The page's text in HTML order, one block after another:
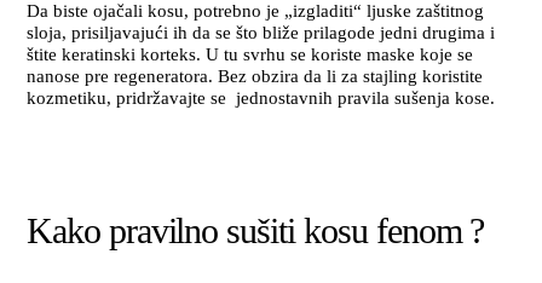
Da biste ojačali kosu, potrebno je „izgladiti“ ljuske zaštitnog
sloja, prisiljavajući ih da se što bliže prilagode jedni drugima i
štite keratinski korteks. U tu svrhu se koriste maske koje se
nanose pre regeneratora. Bez obzira da li za stajling koristite
kozmetiku, pridržavajte se jednostavnih pravila sušenja kose.
Kako pravilno sušiti kosu fenom ?